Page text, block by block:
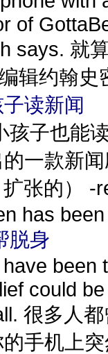
of
says. 就
辑约翰史
读新闻
孩子也能
一款新
张的） -
has
脱身
been
could
很多人
手机上